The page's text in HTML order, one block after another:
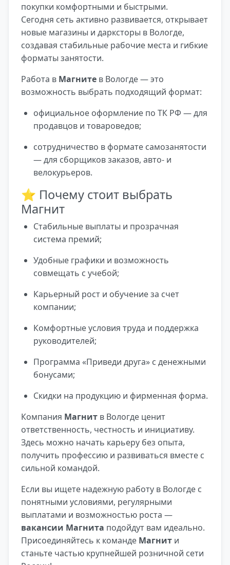
покупки комфортными и быстрыми.
Сегодня сеть активно развивается, открывает
новые магазины и дарксторы в Вологде,
создавая стабильные рабочие места и гибкие
форматы занятости.
Работа в Магните в Вологде — это
возможность выбрать подходящий формат:
официальное оформление по ТК РФ — для
продавцов и товароведов;
сотрудничество в формате самозанятости
— для сборщиков заказов, авто- и
велокурьеров.
⭐ Почему стоит выбрать
Магнит
Стабильные выплаты и прозрачная
система премий;
Удобные графики и возможность
совмещать с учебой;
Карьерный рост и обучение за счет
компании;
Комфортные условия труда и поддержка
руководителей;
Программа «Приведи друга» с денежными
бонусами;
Скидки на продукцию и фирменная форма.
Компания Магнит в Вологде ценит
ответственность, честность и инициативу.
Здесь можно начать карьеру без опыта,
получить профессию и развиваться вместе с
сильной командой.
Если вы ищете надежную работу в Вологде с
понятными условиями, регулярными
выплатами и возможностью роста —
вакансии Магнита подойдут вам идеально.
Присоединяйтесь к команде Магнит и
станьте частью крупнейшей розничной сети